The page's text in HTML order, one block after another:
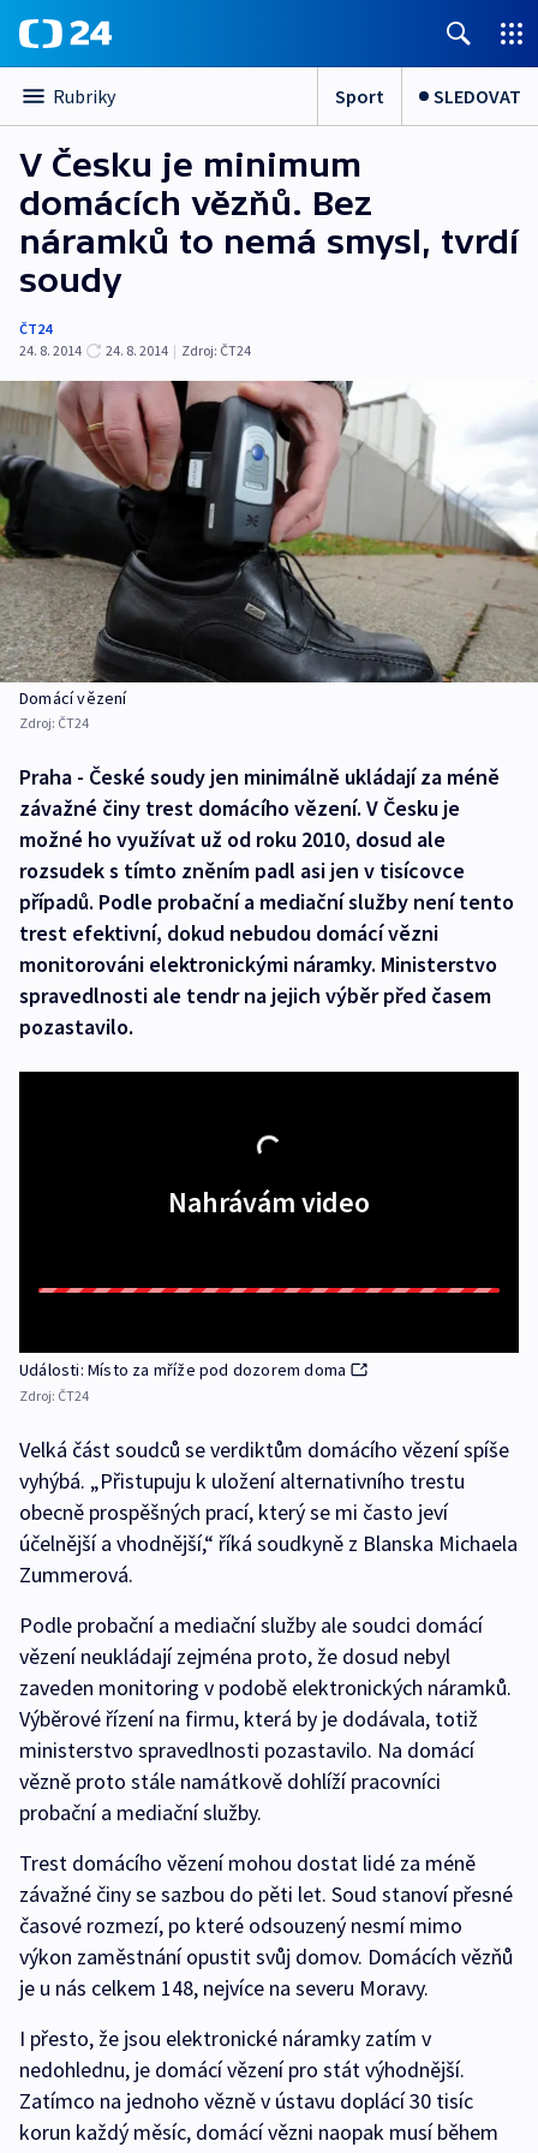
Rubriky Sport SLEDOVAT
V Česku je minimum
domácích vězňů. Bez
náramků to nemá smysl, tvrdí
soudy
ČT24
24. 8. 2014
24. 8. 2014 | Zdroj: ČT24
Domácí vězení
Zdroj: ČT24
Praha - České soudy jen minimálně ukládají za méně
závažné činy trest domácího vězení. V Česku je
možné ho využívat už od roku 2010, dosud ale
rozsudek s tímto zněním padl asi jen v tisícovce
případů. Podle probační a mediační služby není tento
trest efektivní, dokud nebudou domácí vězni
monitorováni elektronickými náramky. Ministerstvo
spravedlnosti ale tendr na jejich výběr před časem
pozastavilo.
Nahrávám video
Události: Místo za mříže pod dozorem doma
Zdroj: ČT24
Velká část soudců se verdiktům domácího vězení spíše
vyhýbá. „Přistupuju k uložení alternativního trestu
obecně prospěšných prací, který se mi často jeví
účelnější a vhodnější,“ říká soudkyně z Blanska Michaela
Zummerová.
Podle probační a mediační služby ale soudci domácí
vězení neukládají zejména proto, že dosud nebyl
zaveden monitoring v podobě elektronických náramků.
Výběrové řízení na firmu, která by je dodávala, totiž
ministerstvo spravedlnosti pozastavilo. Na domácí
vězně proto stále namátkově dohlíží pracovníci
probační a mediační služby.
Trest domácího vězení mohou dostat lidé za méně
závažné činy se sazbou do pěti let. Soud stanoví přesné
časové rozmezí, po které odsouzený nesmí mimo
výkon zaměstnání opustit svůj domov. Domácích vězňů
je u nás celkem 148, nejvíce na severu Moravy.
I přesto, že jsou elektronické náramky zatím v
nedohlednu, je domácí vězení pro stát výhodnější.
Zatímco na jednoho vězně v ústavu doplácí 30 tisíc
korun každý měsíc, domácí vězni naopak musí během